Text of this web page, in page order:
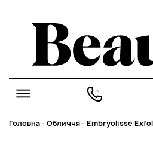
Головна-Обличчя-Embryolisse